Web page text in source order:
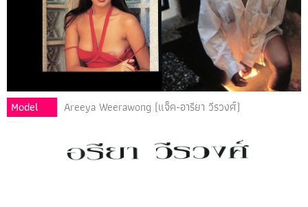
Model Areeya Weerawong (แจ็ค-อารียา วีรวงศ์)